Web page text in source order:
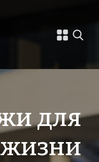
для
жизни